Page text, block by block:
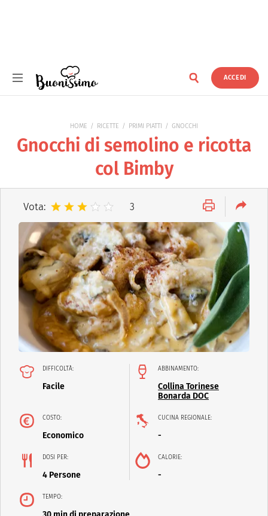
ACCEDI
HOME RICETTE PRIMI PIATTI GNOCCHI
Gnocchi di semolino e ricotta
col Bimby
Vota: 3
DIFFICOLTÀ:
Facile
ABBINAMENTO:
Collina Torinese
Bonarda DOC
COSTO:
Economico
CUCINA REGIONALE:
-
DOSI PER:
4 Persone
CALORIE:
-
TEMPO: